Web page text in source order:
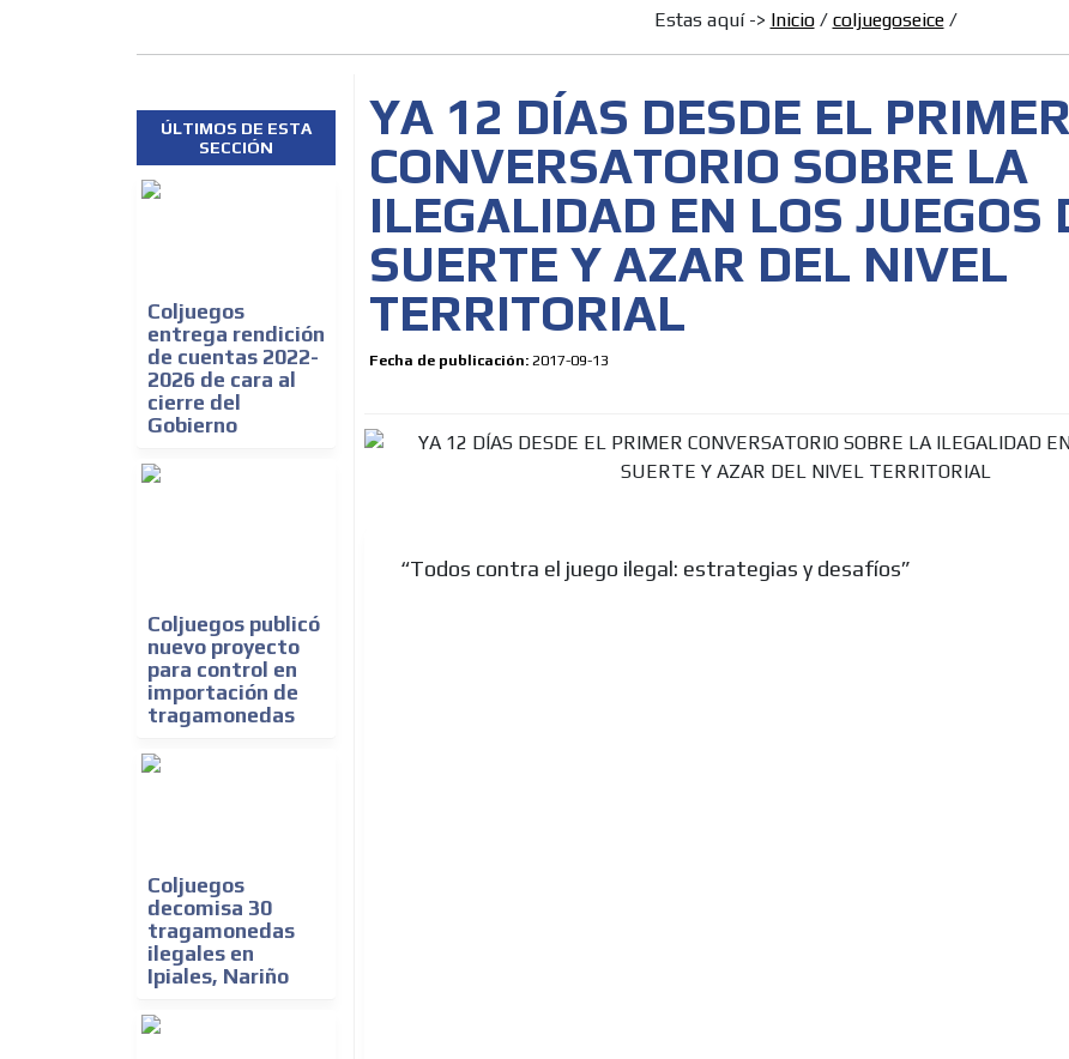
Estas aquí -> Inicio/ coljuegoseice/
ÚLTIMOS DE ESTA
SECCIÓN
Coljuegos
entrega rendición
de cuentas 2022-
2026 de cara al
cierre del
Gobierno
Coljuegos publicó
nuevo proyecto
para control en
importación de
tragamonedas
Coljuegos
decomisa 30
tragamonedas
ilegales en
Ipiales, Nariño
YA 12 DÍAS DESDE EL PRIMER
CONVERSATORIO SOBRE LA
ILEGALIDAD EN LOS JUEGOS
SUERTE Y AZAR DEL NIVEL
TERRITORIAL
Fecha de publicación: 2017-09-13
“Todos contra el juego ilegal: estrategias y desafíos”